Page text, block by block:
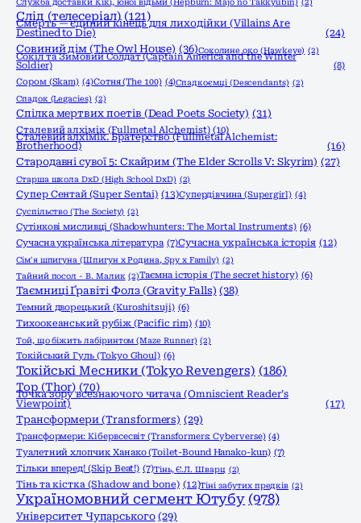
Служба доставки Кікі, юної відьми (Hepburn: Majo no Takkyūbin) (2)
Слід (телесеріал) (121)
Смерть — єдиний кінець для лиходійки (Villains Are
Destined to Die)
(24)
Совиний дім (The Owl House) (36)Соколине око (Hawkeye) (2)
Сокіл та Зимовий Солдат (Captain America and the Winter
Soldier)
(8)
Сором (Skam) (4)Сотня (The 100) (4)Спадкоємці (Descendants) (2)
Спадок (Legacies) (2)
Спілка мертвих поетів (Dead Poets Society) (31)
Сталевий алхімік (Fullmetal Alchemist) (10)
Сталевий алхімік. Братерство (Fullmetal Alchemist:
Brotherhood) (16)
Стародавні сувої 5: Скайрим (The Elder Scrolls V: Skyrim) (27)
Старша школа DxD (High School DxD) (2)
Супер Сентай (Super Sentai) (13)Супердівчина (Supergirl) (4)
Суспільство (The Society) (2)
Сутінкові мисливці (Shadowhunters: The Mortal Instruments) (6)
Сучасна українська література (7)Сучасна українська історія (12)
Сім'я шпигуна (Шпигун x Родина, Spy x Family) (2)
Тайний посол - В. Малик (2)Таємна історія (The secret history) (6)
Таємниці Ґравіті Фолз (Gravity Falls) (38)
Темний дворецький (Kuroshitsuji) (6)
Тихоокеанський рубіж (Pacific rim) (10)
Той, що біжить лабіринтом (Maze Runner) (2)
Токійський Гуль (Tokyo Ghoul) (6)
Токійські Месники (Tokyo Revengers) (186)
Тор (Thor) (70)
Точка зору всезнаючого читача (Omniscient Reader’s
Viewpoint)
(17)
Трансформери (Transformers) (29)
Трансформери: Кібервсесвіт (Transformers: Cyberverse) (4)
Туалетний хлопчик Ханако (Toilet-Bound Hanako-kun) (7)
Тільки вперед! (Skip Beat!) (7)Тінь, Є.Л. Шварц (2)
Тінь та кістка (Shadow and bone) (12)Тіні забутих предків (2)
Україномовний сегмент Ютубу (978)
Університет Чупарського (29)